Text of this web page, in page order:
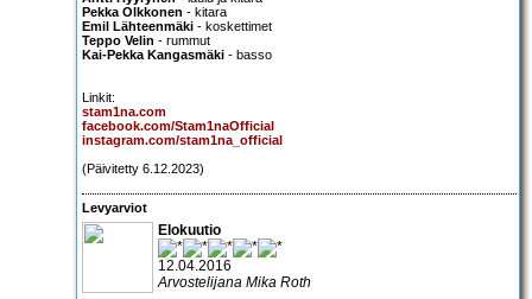
Pekka Olkkonen - kitara
Emil Lähteenmäki - koskettimet
Teppo Velin - rummut
Kai-Pekka Kangasmäki - basso
Linkit:
stam1na.com
facebook.com/Stam1naOfficial
instagram.com/stam1na_official
(Päivitetty 6.12.2023)
Levyarviot
Elokuutio
12.04.2016
Arvostelijana Mika Roth